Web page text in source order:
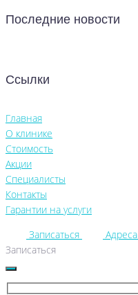
Последние новости
Ссылки
Главная
О клинике
Стоимость
Акции
Специалисты
Контакты
Гарантии на услуги
Записаться
Адреса
Записаться